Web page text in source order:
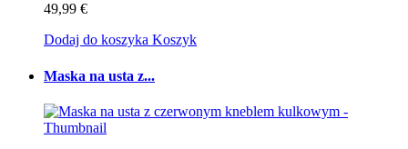
49,99 €
Dodaj do koszyka Koszyk
Maska na usta z...